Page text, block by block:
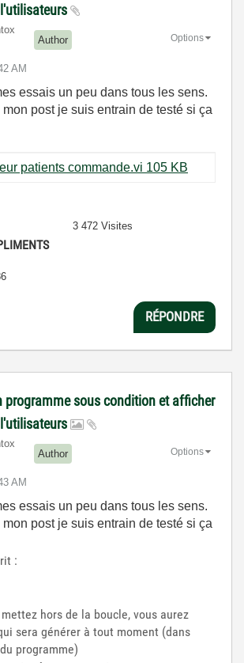
Author
AM
Options
essais un peu dans tous les sens.
post je suis entrain de testé si ça
Rechauffeur patients commande.vi ‏105 KB
3 472 Visites
RÉPONDRE
programme sous condition et afficher
Author
AM
Options
essais un peu dans tous les sens.
post je suis entrain de testé si ça
:
hors de la boucle, vous aurez
sera générer à tout moment (dans
programme)